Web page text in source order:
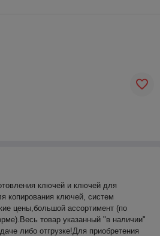
ключей и ключей для
копирования ключей, систем
цены,большой ассортимент (по
товар указанный "в наличии"
либо отгрузке!Для приобретения